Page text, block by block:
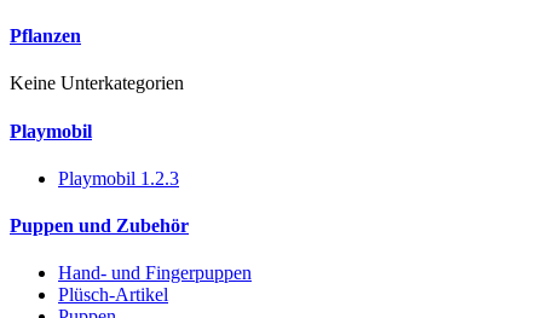
Pflanzen
Keine Unterkategorien
Playmobil
Playmobil 1.2.3
Puppen und Zubehör
Hand- und Fingerpuppen
Plüsch-Artikel